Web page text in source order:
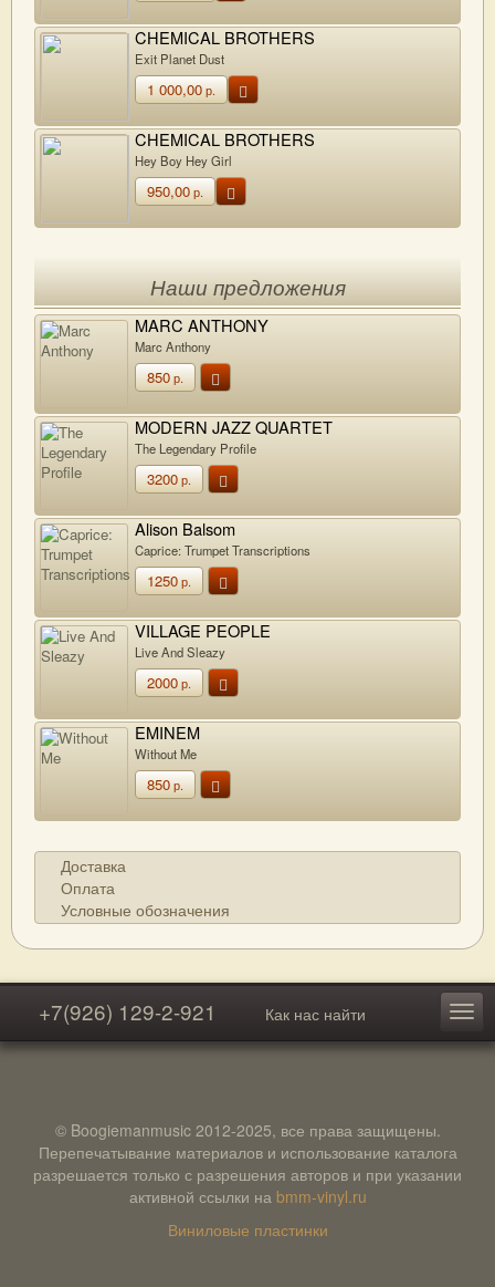
CHEMICAL BROTHERS
Exit Planet Dust
1 000,00р.
CHEMICAL BROTHERS
Hey Boy Hey Girl
950,00р.
Наши предложения
MARC ANTHONY
Marc Anthony
850р.
MODERN JAZZ QUARTET
The Legendary Profile
3200р.
Alison Balsom
Caprice: Trumpet Transcriptions
1250р.
VILLAGE PEOPLE
Live And Sleazy
2000р.
EMINEM
Without Me
850р.
Доставка
Оплата
Условные обозначения
+7(926) 129-2-921 Как нас найти
© Boogiemanmusic 2012-2025, все права защищены.
Перепечатывание материалов и использование каталога
разрешается только с разрешения авторов и при указании
активной ссылки на bmm-vinyl.ru
Виниловые пластинки